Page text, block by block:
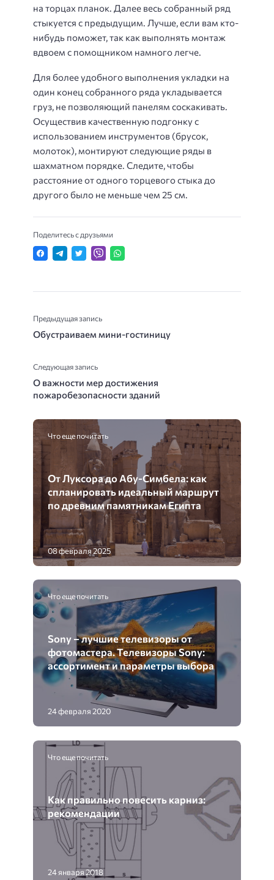
на торцах планок. Далее весь собранный ряд
стыкуется с предыдущим. Лучше, если вам кто-
нибудь поможет, так как выполнять монтаж
вдвоем с помощником намного легче.
Для более удобного выполнения укладки на
один конец собранного ряда укладывается
груз, не позволяющий панелям соскакивать.
Осуществив качественную подгонку с
использованием инструментов (брусок,
молоток), монтируют следующие ряды в
шахматном порядке. Следите, чтобы
расстояние от одного торцевого стыка до
другого было не меньше чем 25 см.
Поделитесь с друзьями
Предыдущая запись
Обустраиваем мини-гостиницу
Следующая запись
О важности мер достижения
пожаробезопасности зданий
Что еще почитать
От Луксора до Абу-Симбела: как
спланировать идеальный маршрут
по древним памятникам Египта
08 февраля 2025
Что еще почитать
Sony – лучшие телевизоры от
фотомастера. Телевизоры Sony:
ассортимент и параметры выбора
24 февраля 2020
Что еще почитать
Как правильно повесить карниз:
рекомендации
24 января 2018